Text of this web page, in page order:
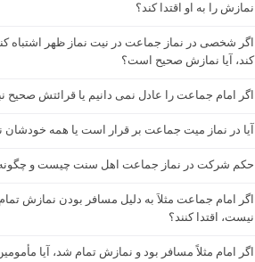
نمازش را به او اقتدا کند؟
اگر شخصی در نماز جماعت در نیت نماز ظهر اشتباه
کند، آیا نمازش صحیح است؟
اگر امام جماعت را عادل نمی دانیم یا قرائتش صحیح
آیا در نماز میت جماعت بر قرار است یا همه خودشان
حکم شرکت در نماز جماعت اهل سنت چیست و
اگر امام جماعت مثلاَ به دلیل مسافر بودن نمازش
نیست، اقتدا کنند؟
اگر امام مثلاً مسافر بود و نمازش تمام شد، آیا